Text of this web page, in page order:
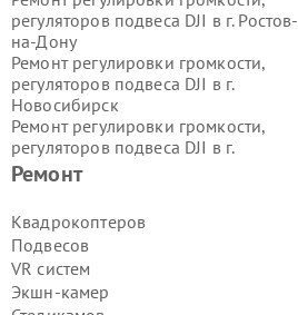
Ремонт
Квадрокоптеров
Подвесов
VR систем
Экшн-камер
регуляторов подвеса DJI в г. Ростов-
на-Дону
Ремонт регулировки громкости,
регуляторов подвеса DJI в г.
Новосибирск
Ремонт регулировки громкости,
регуляторов подвеса DJI в г.
Екатеринбург
регуляторов подвеса DJI в г.
Ремонт регулировки громкости,
регуляторов подвеса DJI в г.
Ремонт регулировки громкости,
регуляторов подвеса DJI в г.